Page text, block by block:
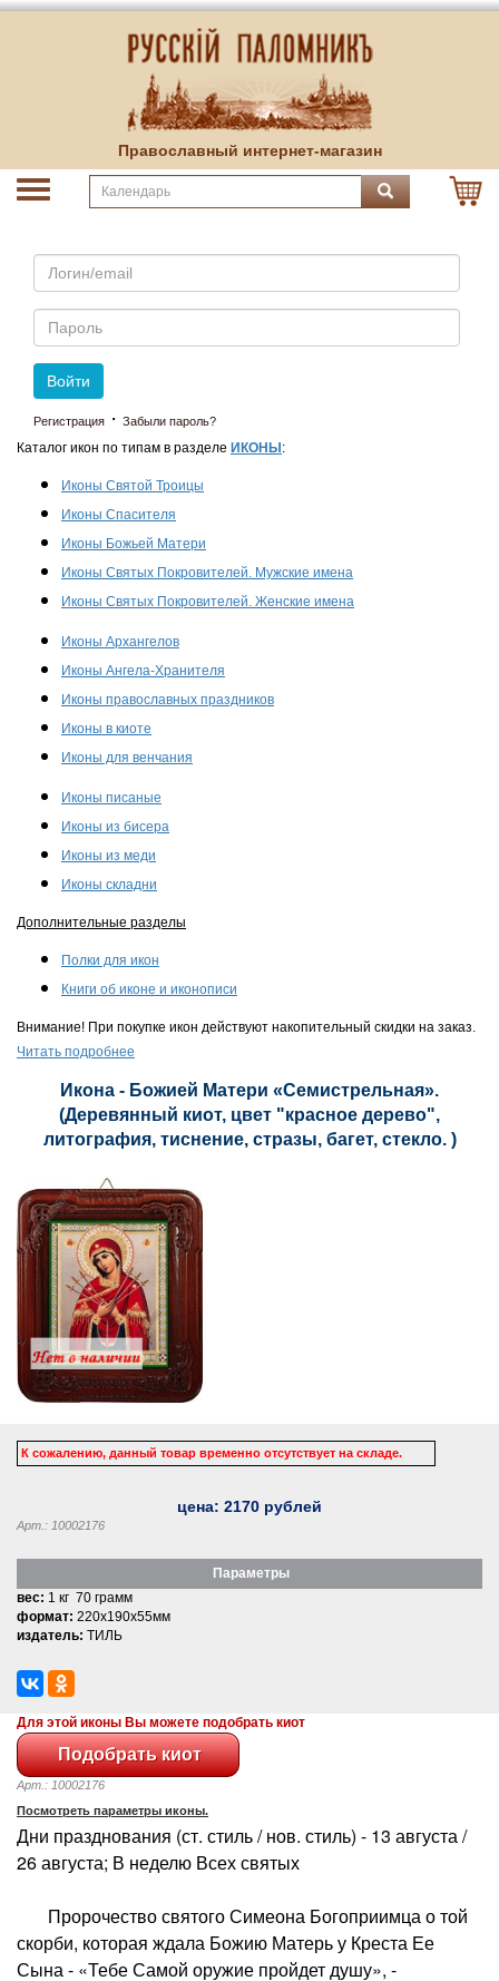
Православный интернет-магазин
Email
Пароль
Войти
Регистрация · Забыли пароль?
Каталог икон по типам в разделе ИКОНЫ :
Иконы Святой Троицы
Иконы Спасителя
Иконы Божьей Матери
Иконы Святых Покровителей. Мужские имена
Иконы Святых Покровителей. Женские имена
Иконы Архангелов
Иконы Ангела-Хранителя
Иконы православных праздников
Иконы в киоте
Иконы для венчания
Иконы писаные
Иконы из бисера
Иконы из меди
Иконы складни
Дополнительные разделы
Полки для икон
Книги об иконе и иконописи
Внимание! При покупке икон действуют накопительный скидки на заказ.
Читать подробнее
Икона - Божией Матери «Семистрельная».
(Деревянный киот, цвет "красное дерево",
литография, тиснение, стразы, багет, стекло. )
К сожалению, данный товар временно отсутствует на складе.
цена: 2170 рублей
Арт.: 10002176
Параметры
вес: 1 кг 70 грамм
формат: 220x190x55мм
издатель: ТИЛЬ
Для этой иконы Вы можете подобрать киот
Арт.: 10002176
Посмотреть параметры иконы.
Дни празднования (ст. стиль / нов. стиль) - 13 августа /
26 августа; В неделю Всех святых
Пророчество святого Симеона Богоприимца о той
скорби, которая ждала Божию Матерь у Креста Ее
Сына - «Тебе Самой оружие пройдет душу», -